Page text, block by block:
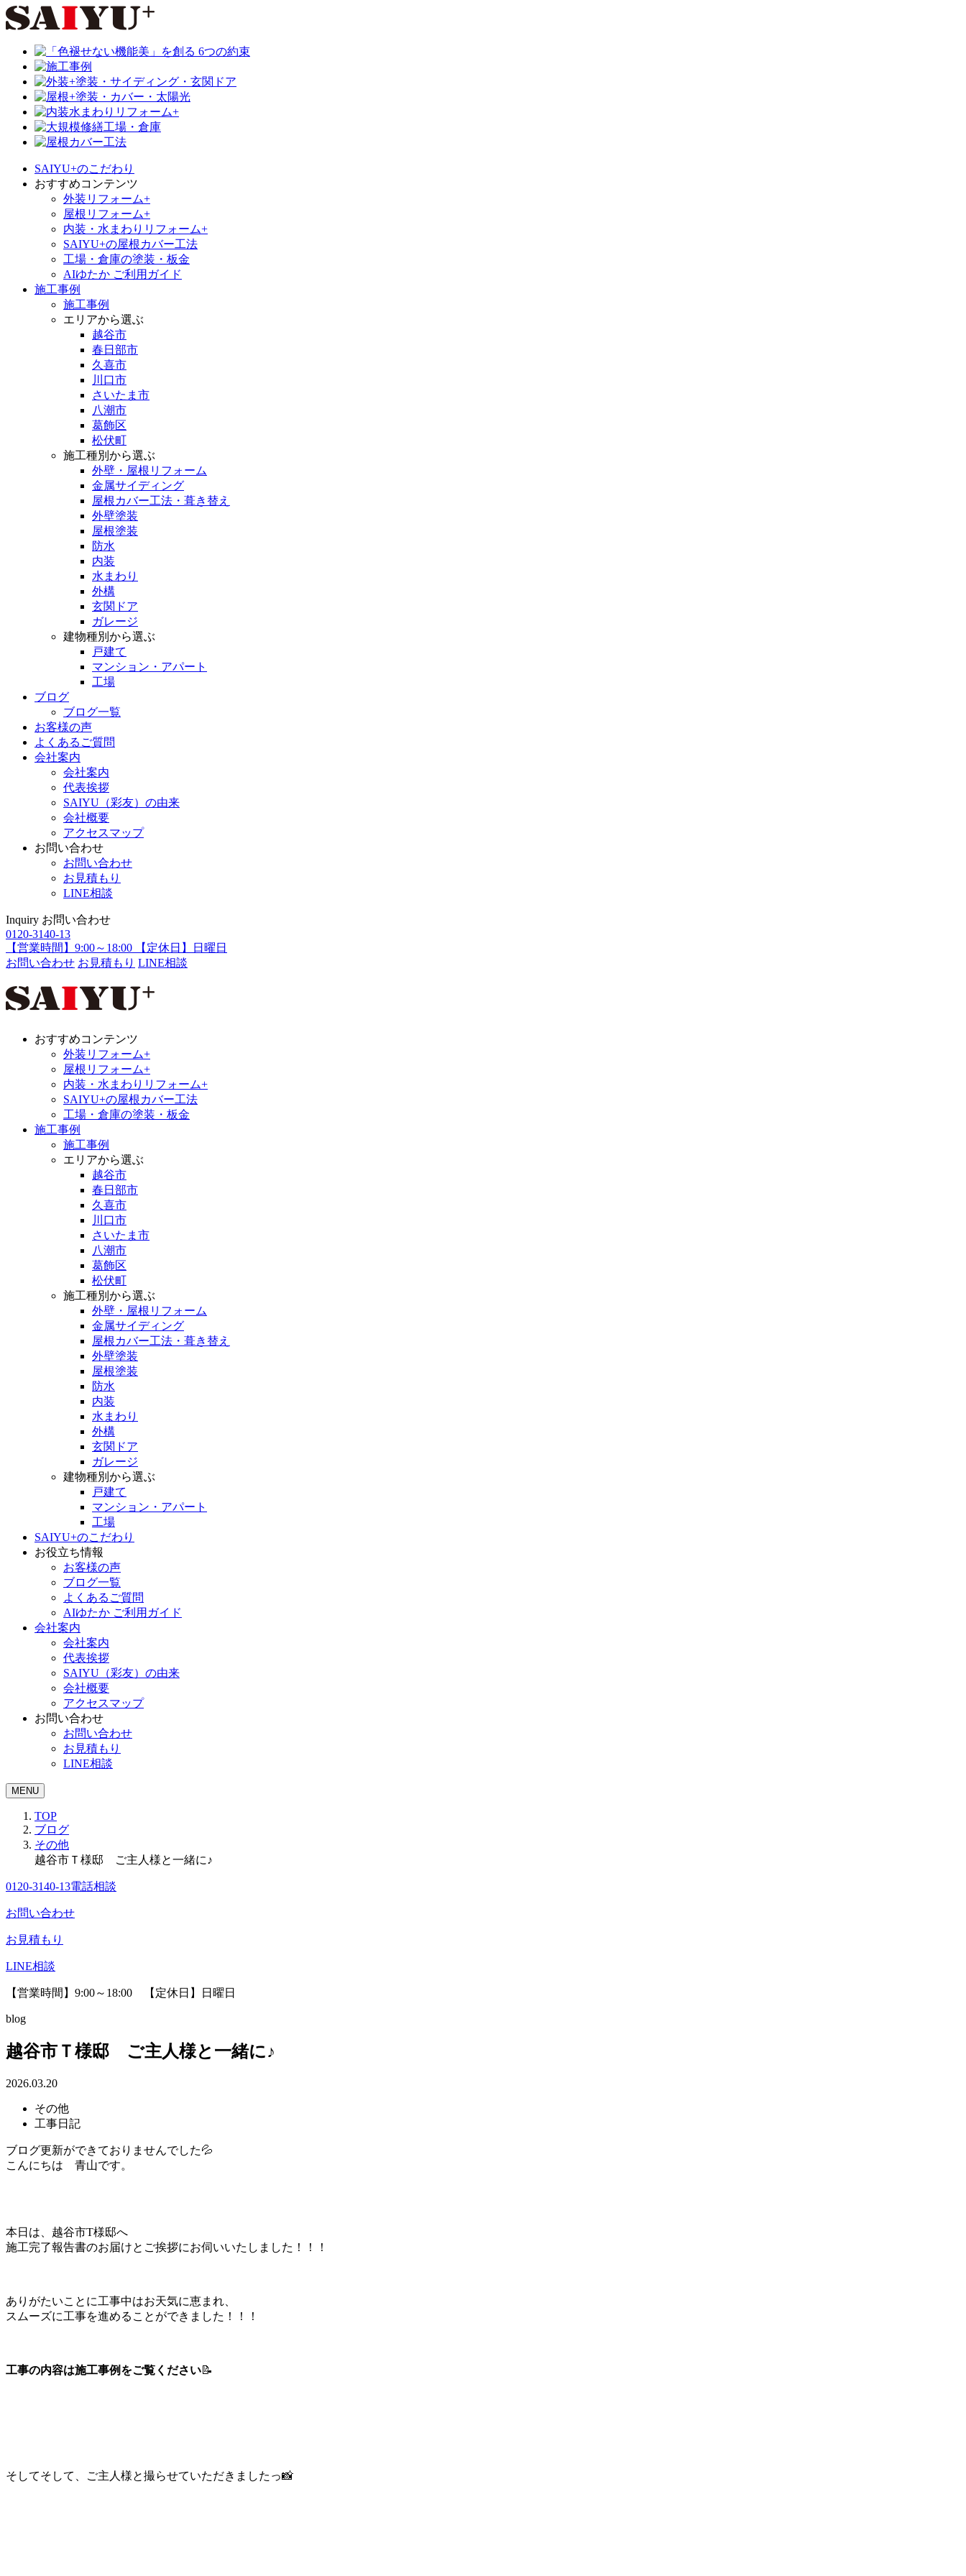
SAIYU+のこだわり
おすすめコンテンツ
外装リフォーム+
屋根リフォーム+
内装・水まわりリフォーム+
SAIYU+の屋根カバー工法
工場・倉庫の塗装・板金
AIゆたか ご利用ガイド
施工事例
施工事例
エリアから選ぶ
越谷市
春日部市
久喜市
川口市
さいたま市
八潮市
葛飾区
松伏町
施工種別から選ぶ
外壁・屋根リフォーム
金属サイディング
屋根カバー工法・葺き替え
外壁塗装
屋根塗装
防水
内装
水まわり
外構
玄関ドア
ガレージ
建物種別から選ぶ
戸建て
マンション・アパート
工場
ブログ
ブログ一覧
お客様の声
よくあるご質問
会社案内
会社案内
代表挨拶
SAIYU（彩友）の由来
会社概要
アクセスマップ
お問い合わせ
お問い合わせ
お見積もり
LINE相談
Inquiry お問い合わせ
0120-3140-13
【営業時間】9:00～18:00 【定休日】日曜日
お問い合わせ お見積もり LINE相談
おすすめコンテンツ
外装リフォーム+
屋根リフォーム+
内装・水まわりリフォーム+
SAIYU+の屋根カバー工法
工場・倉庫の塗装・板金
施工事例
施工事例
エリアから選ぶ
越谷市
春日部市
久喜市
川口市
さいたま市
八潮市
葛飾区
松伏町
施工種別から選ぶ
外壁・屋根リフォーム
金属サイディング
屋根カバー工法・葺き替え
外壁塗装
屋根塗装
防水
内装
水まわり
外構
玄関ドア
ガレージ
建物種別から選ぶ
戸建て
マンション・アパート
工場
SAIYU+のこだわり
お役立ち情報
お客様の声
ブログ一覧
よくあるご質問
AIゆたか ご利用ガイド
会社案内
会社案内
代表挨拶
SAIYU（彩友）の由来
会社概要
アクセスマップ
お問い合わせ
お問い合わせ
お見積もり
LINE相談
MENU
TOP
ブログ
その他
越谷市Ｔ様邸 ご主人様と一緒に♪
0120-3140-13電話相談
お問い合わせ
お見積もり
LINE相談
【営業時間】9:00～18:00 【定休日】日曜日
blog
越谷市Ｔ様邸 ご主人様と一緒に♪
2026.03.20
その他
工事日記
ブログ更新ができておりませんでした💦
こんにちは 青山です。
本日は、越谷市T様邸へ
施工完了報告書のお届けとご挨拶にお伺いいたしました！！！
ありがたいことに工事中はお天気に恵まれ、
スムーズに工事を進めることができました！！！
工事の内容は施工事例をご覧ください📝
そしてそして、ご主人様と撮らせていただきましたっ📸